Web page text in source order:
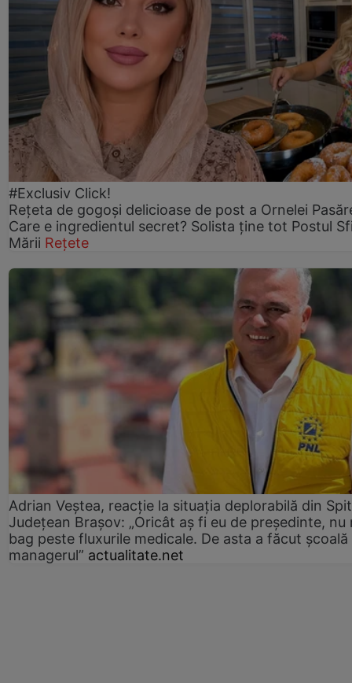
#Exclusiv Click!
Rețeta de gogoşi delicioase de post a Ornelei
Care e ingredientul secret? Solista ține tot Postul
Mării Rețete
Adrian Veștea, reacție la situația deplorabilă din
Județean Brașov: „Oricât aș fi eu de președinte, nu
bag peste fluxurile medicale. De asta a făcut școală
managerul” actualitate.net